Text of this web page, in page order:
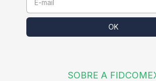
SOBRE A